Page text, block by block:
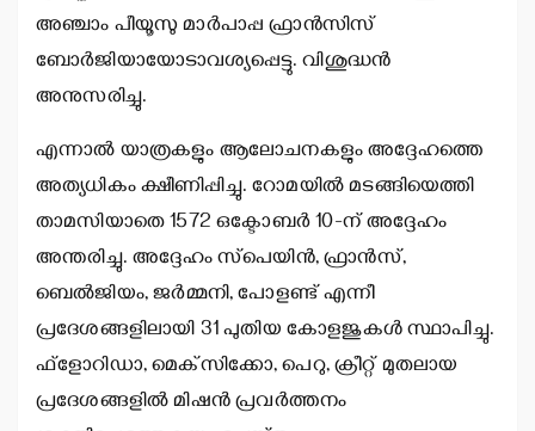
അഞ്ചാം പീയൂസു മാര്‍പാപ്പ ഫ്രാന്‍സിസ്
ബോര്‍ജിയായോടാവശ്യപ്പെട്ടു. വിശുദ്ധന്‍
അനുസരിച്ചു.
എന്നാല്‍ യാത്രകളും ആലോചനകളും അദ്ദേഹത്തെ
അത്യധികം ക്ഷീണിപ്പിച്ചു. റോമയില്‍ മടങ്ങിയെത്തി
താമസിയാതെ 1572 ഒക്ടോബര്‍ 10-ന് അദ്ദേഹം
അന്തരിച്ചു. അദ്ദേഹം സ്‌പെയിന്‍, ഫ്രാന്‍സ്,
ബെല്‍ജിയം, ജര്‍മ്മനി, പോളണ്ട് എന്നീ
പ്രദേശങ്ങളിലായി 31 പുതിയ കോളജുകള്‍ സ്ഥാപിച്ചു.
ഫ്‌ളോറിഡാ, മെക്‌സിക്കോ, പെറു, ക്രീറ്റ് മുതലായ
പ്രദേശങ്ങളില്‍ മിഷന്‍ പ്രവര്‍ത്തനം